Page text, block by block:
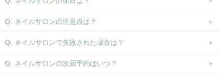
ネイルサロンの注意点は？
ネイルサロンで失敗された場合は？
ネイルサロンの次回予約はいつ？